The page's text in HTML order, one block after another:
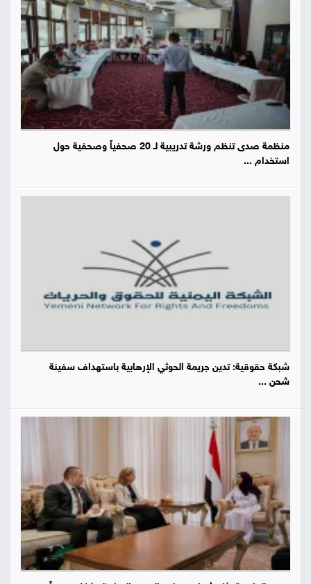
منظمة صدى تنظم ورشة تدريبية لـ 20 صحفياً وصحفية حول
استخدام ...
شبكة حقوقية: تدين جريمة الحوثي الإرهابية باستهداف سفينة
شحن ...